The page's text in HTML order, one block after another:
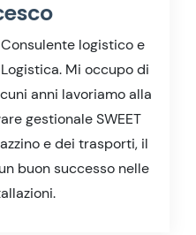
logistico e
Mi occupo di
anni lavoriamo alla
gestionale SWEET
e dei trasporti, il
buon successo nelle